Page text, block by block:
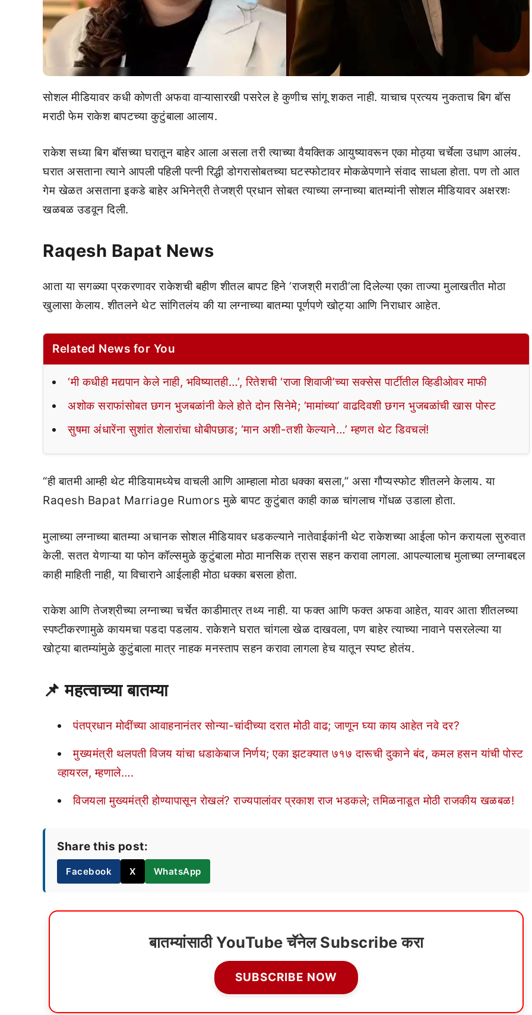
सोशल मीडियावर कधी कोणती अफवा वाऱ्यासारखी पसरेल हे कुणीच सांगू शकत नाही. याचाच प्रत्यय नुकताच बिग बॉस
मराठी फेम राकेश बापटच्या कुटुंबाला आलाय.
राकेश सध्या बिग बॉसच्या घरातून बाहेर आला असला तरी त्याच्या वैयक्तिक आयुष्यावरून एका मोठ्या चर्चेला उधाण आलंय.
घरात असताना त्याने आपली पहिली पत्नी रिद्धी डोगरासोबतच्या घटस्फोटावर मोकळेपणाने संवाद साधला होता. पण तो आत
गेम खेळत असताना इकडे बाहेर अभिनेत्री तेजश्री प्रधान सोबत त्याच्या लग्नाच्या बातम्यांनी सोशल मीडियावर अक्षरशः
खळबळ उडवून दिली.
Raqesh Bapat News
आता या सगळ्या प्रकरणावर राकेशची बहीण शीतल बापट हिने ‘राजश्री मराठी’ला दिलेल्या एका ताज्या मुलाखतीत मोठा
खुलासा केलाय. शीतलने थेट सांगितलंय की या लग्नाच्या बातम्या पूर्णपणे खोट्या आणि निराधार आहेत.
Related News for You
‘मी कधीही मद्यपान केले नाही, भविष्यातही…’, रितेशची ‘राजा शिवाजी’च्या सक्सेस पार्टीतील व्हिडीओवर माफी
अशोक सराफांसोबत छगन भुजबळांनी केले होते दोन सिनेमे; ‘मामांच्या’ वाढदिवशी छगन भुजबळांची खास पोस्ट
सुषमा अंधारेंना सुशांत शेलारांचा धोबीपछाड; ‘मान अशी-तशी केल्याने…’ म्हणत थेट डिवचलं!
“ही बातमी आम्ही थेट मीडियामध्येच वाचली आणि आम्हाला मोठा धक्का बसला,” असा गौप्यस्फोट शीतलने केलाय. या
Raqesh Bapat Marriage Rumors मुळे बापट कुटुंबात काही काळ चांगलाच गोंधळ उडाला होता.
मुलाच्या लग्नाच्या बातम्या अचानक सोशल मीडियावर धडकल्याने नातेवाईकांनी थेट राकेशच्या आईला फोन करायला सुरुवात
केली. सतत येणाऱ्या या फोन कॉल्समुळे कुटुंबाला मोठा मानसिक त्रास सहन करावा लागला. आपल्यालाच मुलाच्या लग्नाबद्दल
काही माहिती नाही, या विचाराने आईलाही मोठा धक्का बसला होता.
राकेश आणि तेजश्रीच्या लग्नाच्या चर्चेत काडीमात्र तथ्य नाही. या फक्त आणि फक्त अफवा आहेत, यावर आता शीतलच्या
स्पष्टीकरणामुळे कायमचा पडदा पडलाय. राकेशने घरात चांगला खेळ दाखवला, पण बाहेर त्याच्या नावाने पसरलेल्या या
खोट्या बातम्यांमुळे कुटुंबाला मात्र नाहक मनस्ताप सहन करावा लागला हेच यातून स्पष्ट होतंय.
📌महत्वाच्या बातम्या
पंतप्रधान मोदींच्या आवाहनानंतर सोन्या-चांदीच्या दरात मोठी वाढ; जाणून घ्या काय आहेत नवे दर?
मुख्यमंत्री थलपती विजय यांचा धडाकेबाज निर्णय; एका झटक्यात ७१७ दारूची दुकाने बंद, कमल हसन यांची पोस्ट
व्हायरल, म्हणाले….
विजयला मुख्यमंत्री होण्यापासून रोखलं? राज्यपालांवर प्रकाश राज भडकले; तमिळनाडूत मोठी राजकीय खळबळ!
Share this post:
Facebook X WhatsApp
बातम्यांसाठी YouTube चॅनेल Subscribe करा
SUBSCRIBE NOW